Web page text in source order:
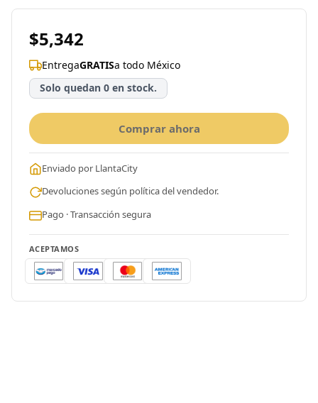
$5,342
EntregaGRATISa todo México
Solo quedan 0 en stock.
Comprar ahora
Enviado por LlantaCity
Devoluciones según política del vendedor.
Pago · Transacción segura
ACEPTAMOS